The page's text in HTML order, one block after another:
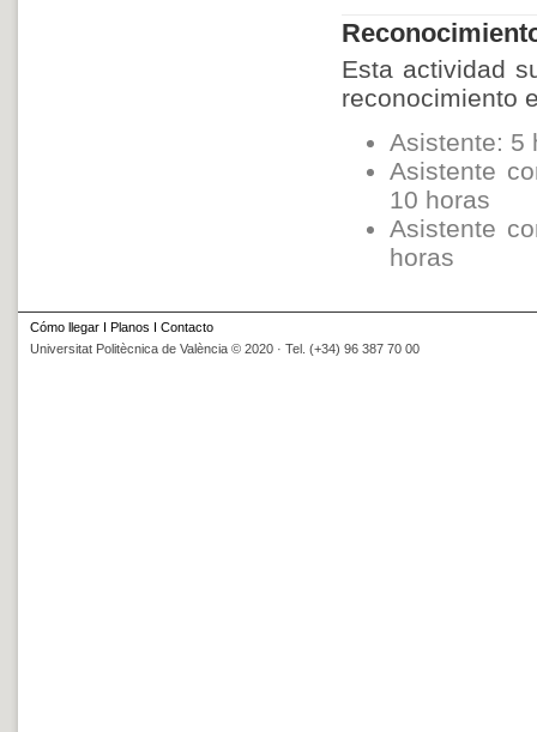
Esta actividad
reconocimiento
Asistente: 5
Asistente
10 horas
Asistente
horas
Cómo llegar I Planos I Contacto
Universitat Politècnica de València © 2020 · Tel. (+34) 96 387 70 00